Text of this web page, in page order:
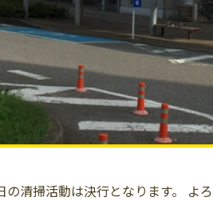
の清掃活動は決行となります。 よ